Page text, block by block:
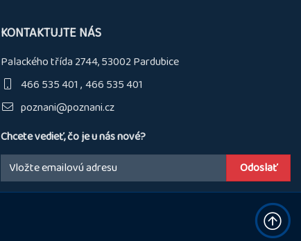
KONTAKTUJTE NÁS
Palackého třída 2744, 53002 Pardubice
466 535 401 466 535 401
poznani@poznani.cz
Chcete vedieť, čo je u nás nové?
Email: